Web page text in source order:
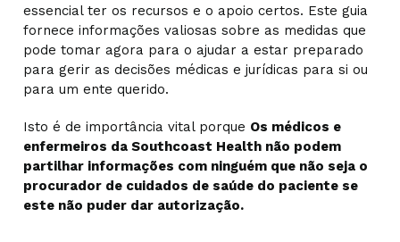
essencial ter os recursos e o apoio certos. Este guia
fornece informações valiosas sobre as medidas que
pode tomar agora para o ajudar a estar preparado
para gerir as decisões médicas e jurídicas para si ou
para um ente querido.
Isto é de importância vital porque Os médicos e
enfermeiros da Southcoast Health não podem
partilhar informações com ninguém que não seja o
procurador de cuidados de saúde do paciente se
este não puder dar autorização.